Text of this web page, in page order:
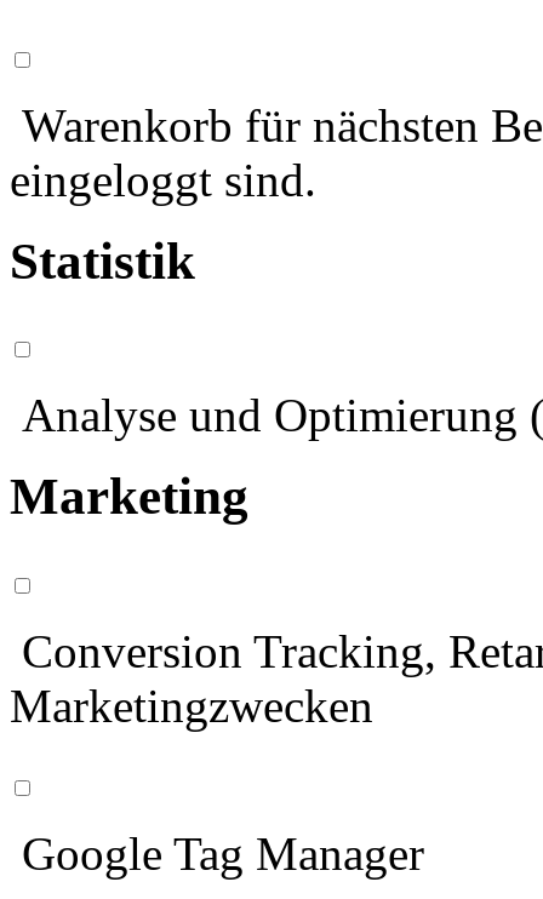
Warenkorb für nächsten
eingeloggt sind.
Statistik
Analyse und Optimierung
Marketing
Conversion Tracking,
Marketingzwecken
Google Tag Manager